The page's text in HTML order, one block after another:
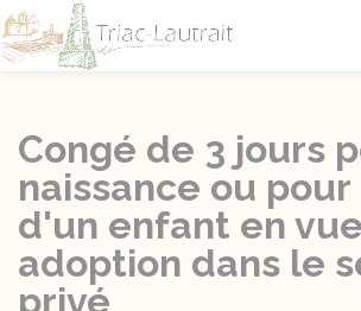
Congé de 3 jours
naissance ou
d'un enfant en
adoption dans le
privé